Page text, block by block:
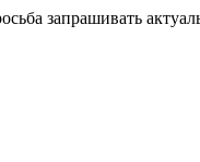
запрашивать